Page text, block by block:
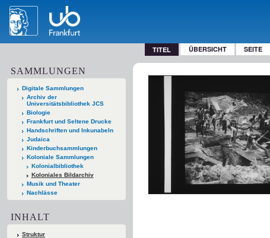
TITEL ÜBERSICHT SEITE
SAMMLUNGEN
Digitale Sammlungen
Archiv der
Universitätsbibliothek JCS
Biologie
Frankfurt und Seltene Drucke
Handschriften und Inkunabeln
Judaica
Kinderbuchsammlungen
Koloniale Sammlungen
Kolonialbibliothek
Koloniales Bildarchiv
Musik und Theater
Nachlässe
INHALT
Struktur